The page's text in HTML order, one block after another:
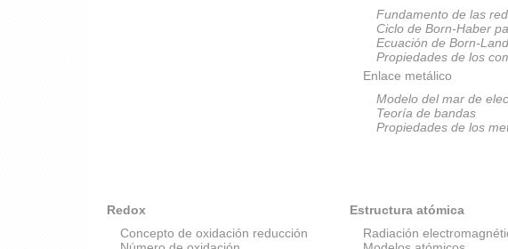
Fundamento de las
Ciclo de Born-Haber
Ecuación de Born-
Propiedades de los
Enlace metálico
Modelo del mar de
Teoría de bandas
Propiedades de los
Redox
Concepto de oxidación reducción
Estructura atómica
Radiación